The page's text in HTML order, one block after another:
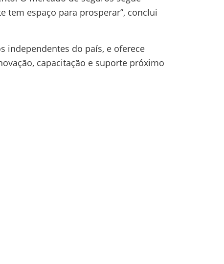
tem espaço para prosperar”, conclui
independentes do país, e oferece
capacitação e suporte próximo